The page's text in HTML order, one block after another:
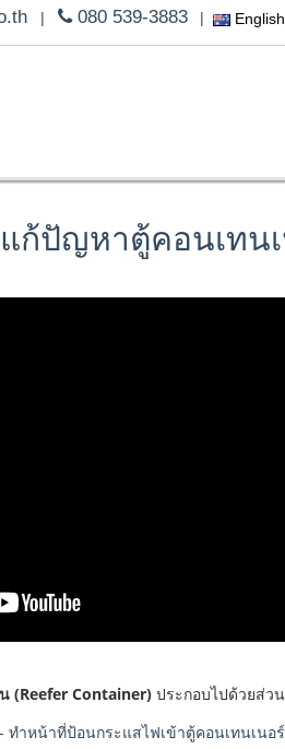
| 080 539-3883 | English
ก้ปัญหาตู้คอนเทน
(Reefer Container) ประกอบไปด้วยส่ว
ทำหน้าที่ป้อนกระแสไฟเข้าตู้คอนเทนเนอ